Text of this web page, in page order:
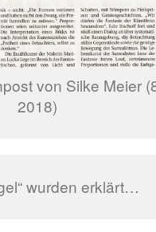
von Silke Meier
2018)
wurden erklärt…